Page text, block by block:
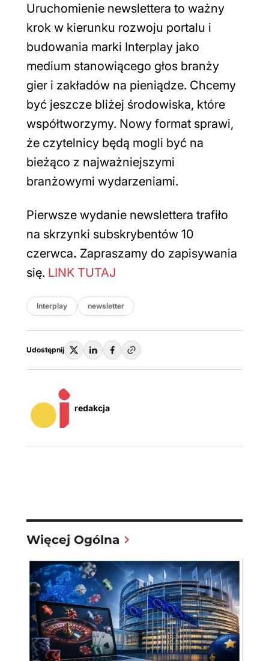
Uruchomienie newslettera to ważny
krok w kierunku rozwoju portalu i
budowania marki Interplay jako
medium stanowiącego głos branży
gier i zakładów na pieniądze. Chcemy
być jeszcze bliżej środowiska, które
współtworzymy. Nowy format sprawi,
że czytelnicy będą mogli być na
bieżąco z najważniejszymi
branżowymi wydarzeniami.
Pierwsze wydanie newslettera trafiło
na skrzynki subskrybentów 10
czerwca. Zapraszamy do zapisywania
się. LINK TUTAJ
Interplay newsletter
Udostępnij
redakcja
Więcej Ogólna